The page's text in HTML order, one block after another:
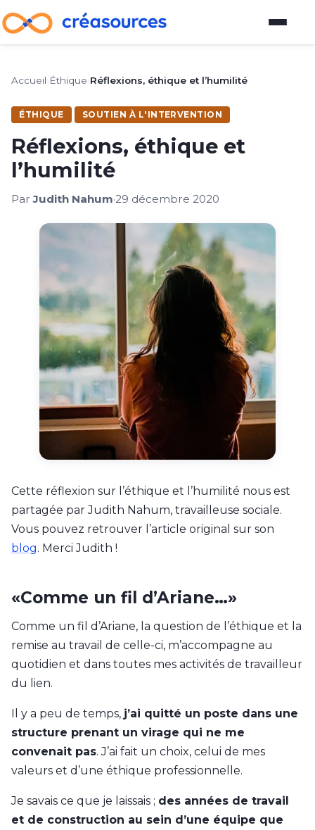
Plateforme d'outils
Guide pour devenir vendeur
À propos
Comment participer au blog
Auteurs
Contactez-nous
Accueil Éthique Réflexions, éthique et l’humilité
ÉTHIQUE SOUTIEN À L'INTERVENTION
Réflexions, éthique et
l’humilité
ParJudith Nahum·29 décembre 2020
Cette réflexion sur l’éthique et l’humilité nous est
partagée par Judith Nahum, travailleuse sociale.
Vous pouvez retrouver l’article original sur son
blog. Merci Judith !
«Comme un fil d’Ariane…»
Comme un fil d’Ariane, la question de l’éthique et la
remise au travail de celle-ci, m’accompagne au
quotidien et dans toutes mes activités de travailleur
du lien.
Il y a peu de temps, j’ai quitté un poste dans une
structure prenant un virage qui ne me
convenait pas. J’ai fait un choix, celui de mes
valeurs et d’une éthique professionnelle.
Je savais ce que je laissais ; des années de travail
et de construction au sein d’une équipe que